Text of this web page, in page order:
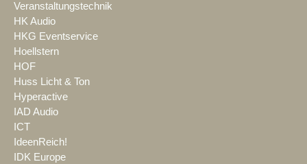
Veranstaltungstechnik
HK Audio
HKG Eventservice
Hoellstern
HOF
Huss Licht & Ton
Hyperactive
IAD Audio
ICT
IdeenReich!
IDK Europe